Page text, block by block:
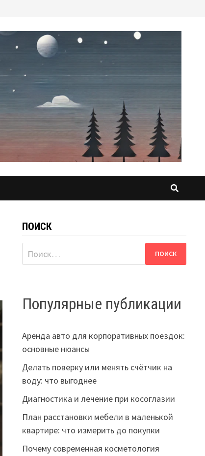
ПОИСК
Найти:
Популярные публикации
Аренда авто для корпоративных поездок:
основные нюансы
Делать поверку или менять счётчик на
воду: что выгоднее
Диагностика и лечение при косоглазии
План расстановки мебели в маленькой
квартире: что измерить до покупки
Почему современная косметология